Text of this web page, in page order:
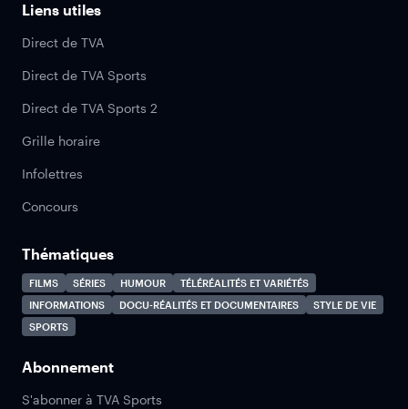
Liens utiles
Direct de TVA
Direct de TVA Sports
Direct de TVA Sports 2
Grille horaire
Infolettres
Concours
Thématiques
FILMS SÉRIES HUMOUR
TÉLÉRÉALITÉS ET VARIÉTÉS
INFORMATIONS
DOCU-RÉALITÉS ET DOCUMENTAIRES
STYLE DE VIE
SPORTS
Abonnement
S'abonner à TVA Sports